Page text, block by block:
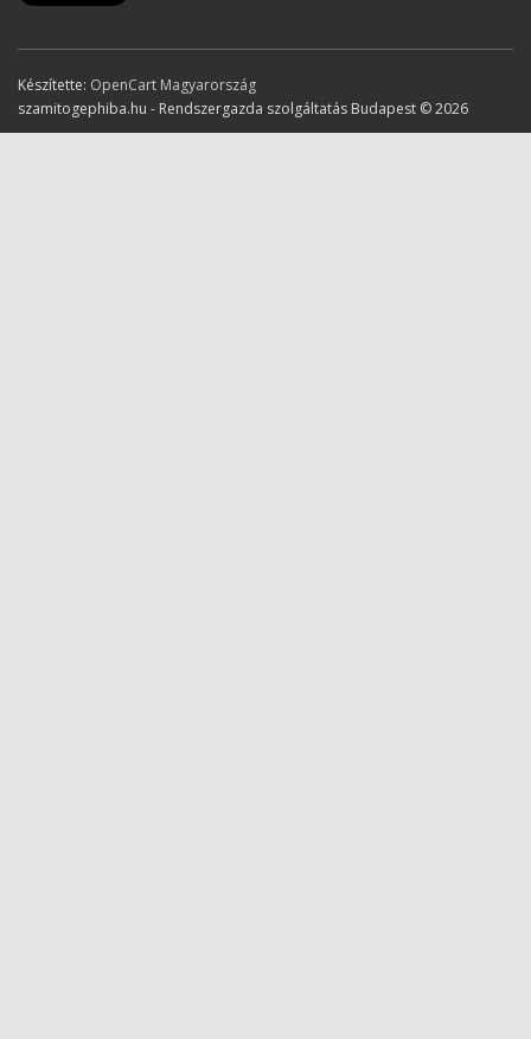
Készítette: OpenCart Magyarország
szamitogephiba.hu - Rendszergazda szolgáltatás Budapest © 2026